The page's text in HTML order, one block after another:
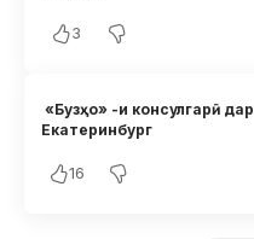
3
«Бузҳо» -и консулгарӣ дар
Екатеринбург
16